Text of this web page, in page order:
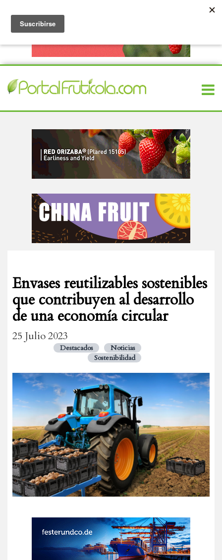
Envases reutilizables sostenibles
que contribuyen al desarrollo
de una economía circular
25 Julio 2023
Destacados
Noticias
Sostenibilidad